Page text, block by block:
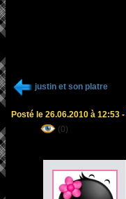
justin et son platre
Posté le 26.06.2010 à 12:53 -
(0)